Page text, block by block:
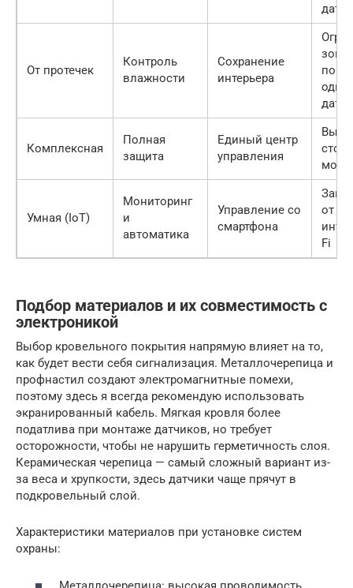
От протечек
Контроль
влажности
Сохранение
интерьера
зона
Комплексная
Полная
защита
Единый центр
управления
Умная (IoT)
Мониторинг
и
автоматика
Управление со
смартфона
от
Fi
Подбор материалов и их совместимость с
электроникой
Выбор кровельного покрытия напрямую влияет на то,
как будет вести себя сигнализация. Металлочерепица и
профнастил создают электромагнитные помехи,
поэтому здесь я всегда рекомендую использовать
экранированный кабель. Мягкая кровля более
податлива при монтаже датчиков, но требует
осторожности, чтобы не нарушить герметичность слоя.
Керамическая черепица — самый сложный вариант из-
за веса и хрупкости, здесь датчики чаще прячут в
подкровельный слой.
Характеристики материалов при установке систем
охраны: